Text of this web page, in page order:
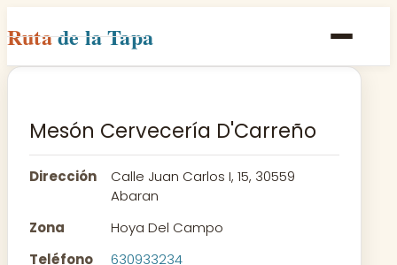
Rutade la Tapa
Inicio
Rutas
Contacto
Mesón Cervecería D'Carreño
Dirección
Calle Juan Carlos I, 15, 30559
Abaran
Zona
Hoya Del Campo
Teléfono
630933234